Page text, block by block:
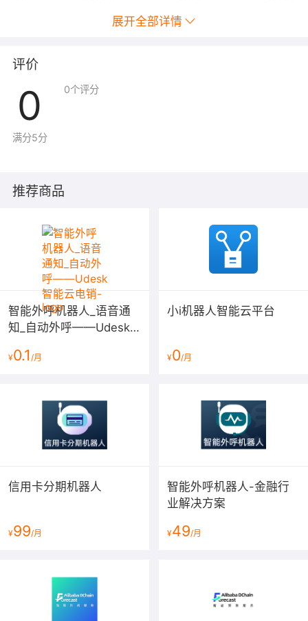
客户案例
展开全部详情
评价
0
满分5分
0个评分
推荐商品
智能外呼机器人_语音通
知_自动外呼——Udesk
¥0.1 /月
小i机器人智能云平台
¥0/月
信用卡分期机器人
¥99/月
智能外呼机器人-金融行
业解决方案
¥49/月